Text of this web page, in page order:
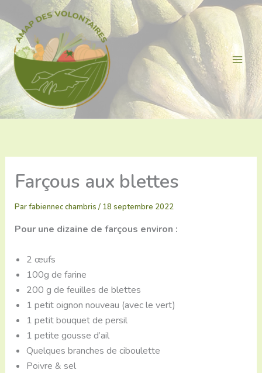
au
contenu
Farçous aux blettes
Parfabiennec chambris / 18 septembre 2022
Pour une dizaine de farçous environ :
2 œufs
100g de farine
200 g de feuilles de blettes
1 petit oignon nouveau (avec le vert)
1 petit bouquet de persil
1 petite gousse d’ail
Quelques branches de ciboulette
Poivre & sel